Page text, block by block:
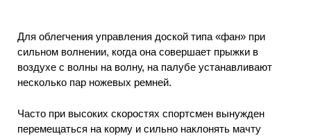
Для облегчения управления доской типа «фан» при
сильном волнении, когда она совершает прыжки в
воздухе с волны на волну, на палубе устанавливают
несколько пар ножевых ремней.
Часто при высоких скоростях спортсмен вынужден
перемещаться на корму и сильно наклонять мачту